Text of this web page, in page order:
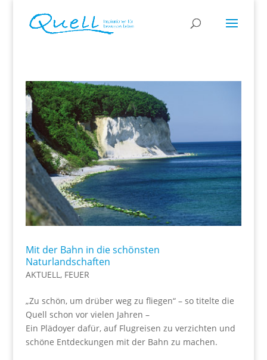
Mit der Bahn in die schönsten
Naturlandschaften
AKTUELL , FEUER
„Zu schön, um drüber weg zu fliegen“ – so titelte die
Quell schon vor vielen Jahren –
Ein Plädoyer dafür, auf Flugreisen zu verzichten und
schöne Entdeckungen mit der Bahn zu machen.